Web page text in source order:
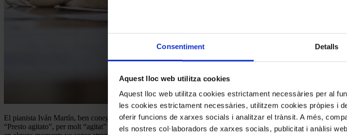
Consentiment Detalls
Aquest lloc web utilitza cookies
Aquest lloc web utilitza cookies estrictament necessàries per al
les cookies estrictament necessàries, utilitzem cookies pròpies i
oferir funcions de xarxes socials i analitzar el trànsit. A més,
els nostres col·laboradors de xarxes socials, publicitat i anàlisi
El pianista Iván Martín, ben conegut a la Schubertíada, va exercir de pianista apassionat i va oferir unaClar de
“Presto agitato”, per molt “agitat” que sigui elpresto, sempre ha d’estar sota control i s’ha de transmetre la